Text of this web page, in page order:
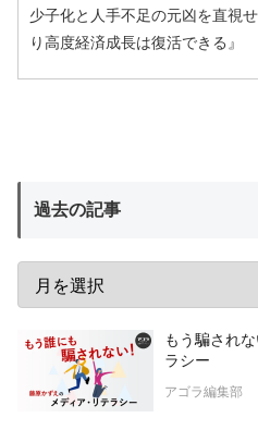
少子化と人手不足の元凶を直視
り高度経済成長は復活できる』
過去の記事
もう騙され
ラシー
アゴラ編集部